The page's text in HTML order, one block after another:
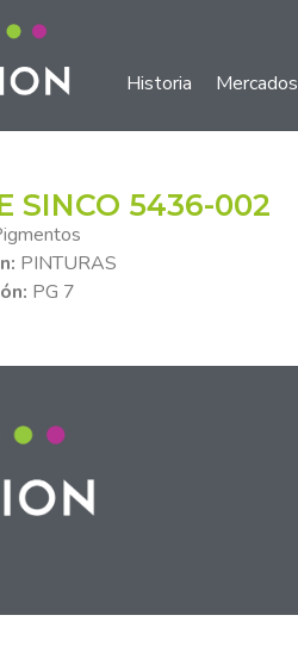
Historia Mercados
SINCO 5436-002
PINTURAS
PG 7